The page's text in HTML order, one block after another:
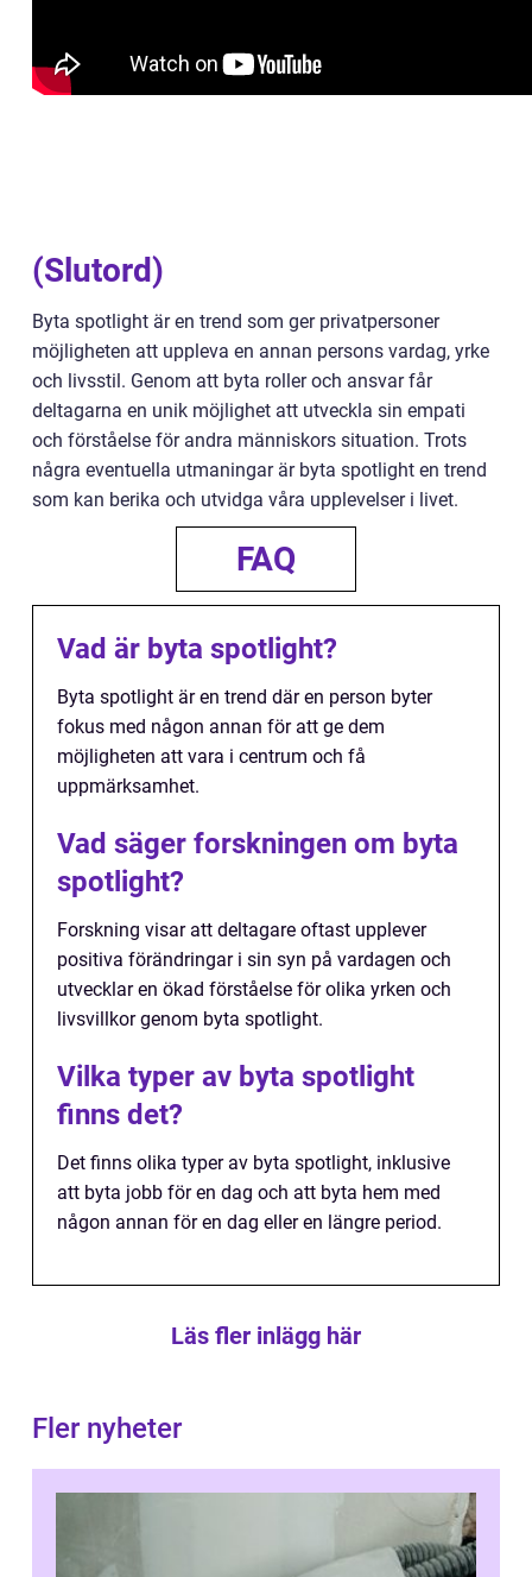
(Slutord)
Byta spotlight är en trend som ger privatpersoner
möjligheten att uppleva en annan persons vardag, yrke
och livsstil. Genom att byta roller och ansvar får
deltagarna en unik möjlighet att utveckla sin empati
och förståelse för andra människors situation. Trots
några eventuella utmaningar är byta spotlight en trend
som kan berika och utvidga våra upplevelser i livet.
FAQ
Vad är byta spotlight?
Byta spotlight är en trend där en person byter
fokus med någon annan för att ge dem
möjligheten att vara i centrum och få
uppmärksamhet.
Vad säger forskningen om byta
spotlight?
Forskning visar att deltagare oftast upplever
positiva förändringar i sin syn på vardagen och
utvecklar en ökad förståelse för olika yrken och
livsvillkor genom byta spotlight.
Vilka typer av byta spotlight
finns det?
Det finns olika typer av byta spotlight, inklusive
att byta jobb för en dag och att byta hem med
någon annan för en dag eller en längre period.
Läs fler inlägg här
Fler nyheter